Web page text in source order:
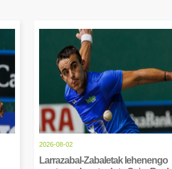
2026-08-02
Larrazabal-Zabaletak lehenengo